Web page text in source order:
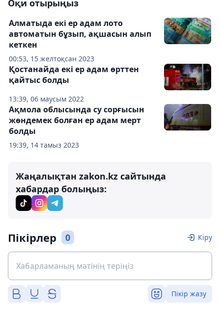
Оқи отырыңыз
00:53, 15 желтоқсан 2023
Алматыда екі ер адам лото
автоматын бұзып, ақшасын алып
кеткен
13:39, 06 маусым 2022
Қостанайда екі ер адам өрттен
қайтыс болды
19:39, 14 тамыз 2023
Ақмола облысында су сорғысын
жөндемек болған ер адам мерт
болды
Жаңалықтан zakon.kz сайтында
хабардар болыңыз:
Пікірлер 0 Кіру
Пікір жазу